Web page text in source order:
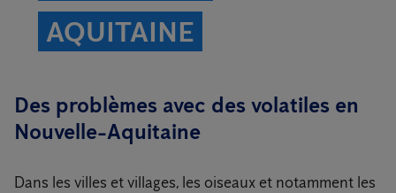
AQUITAINE
Des problèmes avec des volatiles en
Nouvelle-Aquitaine
Dans les villes et villages, les oiseaux et notamment les